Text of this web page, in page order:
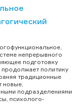
непрерывного
подготовку
продолжает политику
традиционные
новые,
подразделениями
психолого-